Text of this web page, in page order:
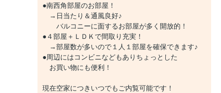
●南西角部屋のお部屋！
→日当たり＆通風良好♪
バルコニーに面するお部屋が多く開放的！
●４部屋＋ＬＤＫで間取り充実！
→部屋数が多いので１人１部屋を確保できます♪
●周辺にはコンビニなどもありちょっとした
お買い物にも便利！
現在空家につきいつでもご内覧可能です！